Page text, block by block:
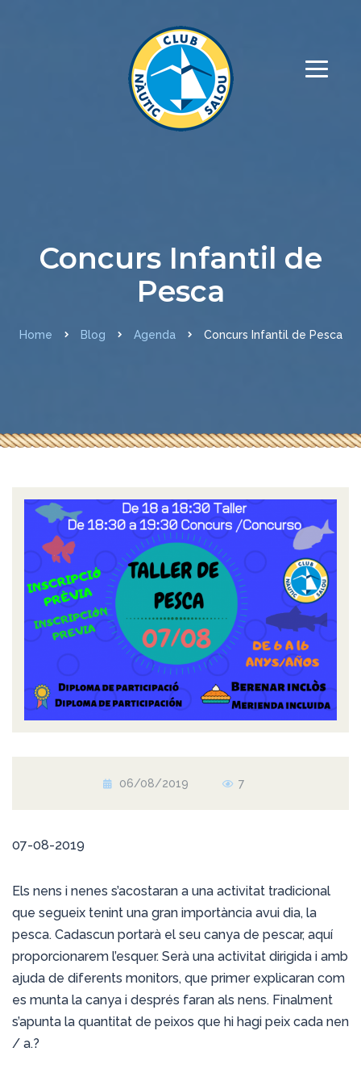
Concurs Infantil de
Pesca
Home Blog Agenda Concurs Infantil de Pesca
06/08/2019 7
07-08-2019
Els nens i nenes s’acostaran a una activitat tradicional
que segueix tenint una gran importància avui dia, la
pesca. Cadascun portarà el seu canya de pescar, aquí
proporcionarem l’esquer. Serà una activitat dirigida i amb
ajuda de diferents monitors, que primer explicaran com
es munta la canya i després faran als nens. Finalment
s’apunta la quantitat de peixos que hi hagi peix cada nen
/ a.?